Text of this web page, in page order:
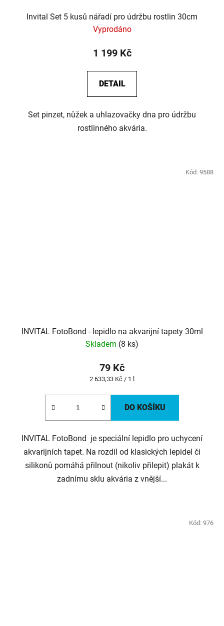
Invital Set 5 kusů nářadí pro údržbu rostlin 30cm
Vyprodáno
1 199 Kč
DETAIL
Set pinzet, nůžek a uhlazovačky dna pro údržbu
rostlinného akvária.
INVITAL FotoBond - lepidlo na akvarijní tapety 30ml
Skladem (8 ks)
79 Kč
Měrná
2 633,33 Kč / 1 l
DO KOŠÍKU
INVITAL FotoBond je speciální lepidlo pro uchycení
akvarijních tapet. Na rozdíl od klasických lepidel či
silikonů pomáhá přilnout (nikoliv přilepit) plakát k
zadnímu sklu akvária z vnější...
Kód: 9588
Kód: 976